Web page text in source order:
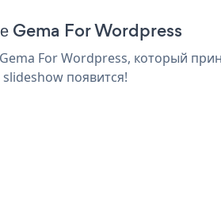
Gema For Wordpress
For Wordpress, который
появится!